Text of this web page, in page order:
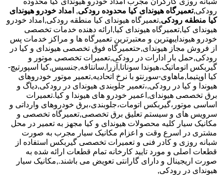
رودکی,تعمیرگاه هیوندای کیا محدوده رودکی, امداد خودرو هیوندای
کیا منطقه رودکی,تعمیرگاه هیوندای کیا منطقه رودکی,امداد خودرو
هیوندای کیا,تعمیرگاه هیوندای کیا,ارائه دهنده خدمات تخصصی
خودرو هیوندایبهترین و معتبرترین تعمیرگاه ها و مراکز خدمات پس
از فروش مجاز هیوندای,حتعمیرگاه فوق تخصصی هیوندای و کیا در
رودکی,حمل بار ادارات در رودکی,تعمیرات تخصصی موتور و
گیربکس اتوماتیک،هیوندا سوناتا,آزرا,سانتافه,جنسیس,کیا اسپورتیچ-
کیا اوپتیما‌,ماهاوی-سورنتو با نرخ اتحادیه,تعمیر موتور خودروهای
هیوندا و کیا در رودکی,،تعمیر جلوبندی هیوندای در رودکی,دیاگ و
برق تخصصی هیوندای,اعمیر خودرو های هیوندا و کیا.تعمیرات
اساسی موتور،گیربکس اتومات،جلوبندی،برق خودروهای وارداتی و
سرویس های و سیستم تعلیق برق تخصصی,تعمیرگاه تخصصی و
مکانیک سیار کلیه محصولات هیوندای و کیا مجهز به تعمیر در محل
مشتری در اسرع وقت و اعزام مکانیک سیار مجرب به صورت
شبانه روزی و کادر فنی و تعمیرات تخصصی گیربکس استفاده از
قطعات اصلی و مورد تایید کارخانه تمام قطعات ارائه شده به
صورت اریجینال و دارای گارانتی تعویض می باشند.,مکانیک سیار
هیوندای در رودکی,